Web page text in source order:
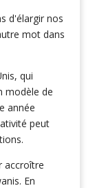
d'élargir nos
mot dans
qui
modèle de
année
peut
accroître
En